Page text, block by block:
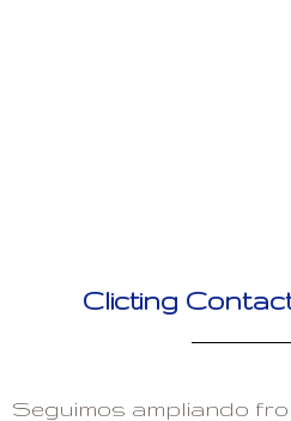
Clicting
Seguimos ampliando